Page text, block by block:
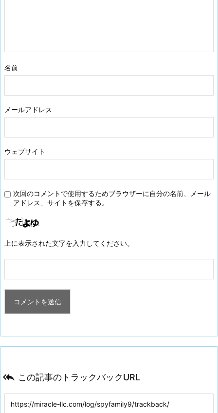
名前
メールアドレス
ウェブサイト
次回のコメントで使用するためブラウザーに自分の名前、メール
アドレス、サイトを保存する。
上に表示された文字を入力してください。
 この記事のトラックバックURL